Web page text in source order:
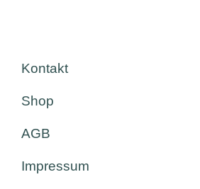
Kontakt
Shop
AGB
Impressum